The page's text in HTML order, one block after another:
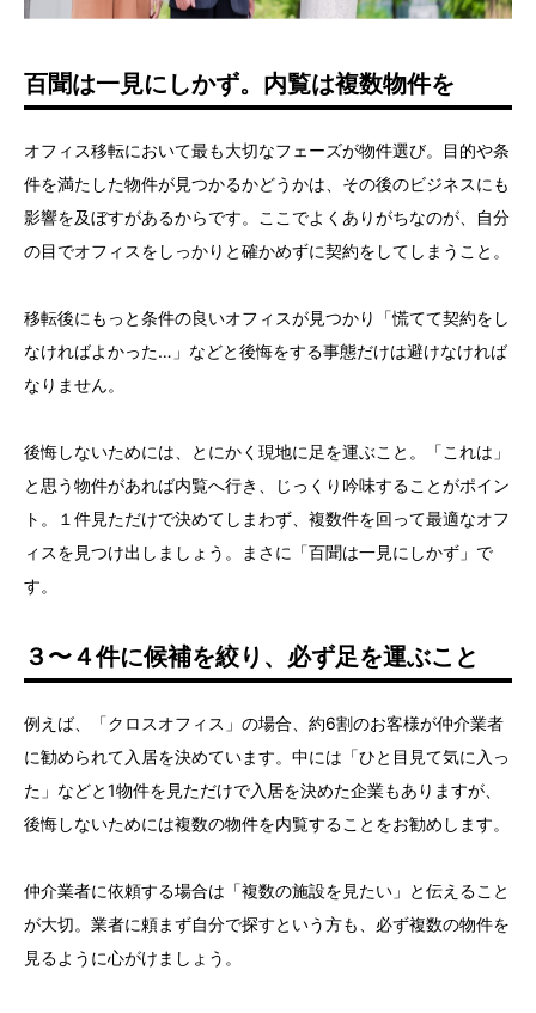
百聞は一見にしかず。内覧は複数物件を
オフィス移転において最も大切なフェーズが物件選び。目的や条
件を満たした物件が見つかるかどうかは、その後のビジネスにも
影響を及ぼすがあるからです。ここでよくありがちなのが、自分
の目でオフィスをしっかりと確かめずに契約をしてしまうこと。
移転後にもっと条件の良いオフィスが見つかり「慌てて契約をし
なければよかった…」などと後悔をする事態だけは避けなければ
なりません。
後悔しないためには、とにかく現地に足を運ぶこと。「これは」
と思う物件があれば内覧へ行き、じっくり吟味することがポイン
ト。１件見ただけで決めてしまわず、複数件を回って最適なオフ
ィスを見つけ出しましょう。まさに「百聞は一見にしかず」で
す。
３〜４件に候補を絞り、必ず足を運ぶこと
例えば、「クロスオフィス」の場合、約6割のお客様が仲介業者
に勧められて入居を決めています。中には「ひと目見て気に入っ
た」などと1物件を見ただけで入居を決めた企業もありますが、
後悔しないためには複数の物件を内覧することをお勧めします。
仲介業者に依頼する場合は「複数の施設を見たい」と伝えること
が大切。業者に頼まず自分で探すという方も、必ず複数の物件を
見るように心がけましょう。